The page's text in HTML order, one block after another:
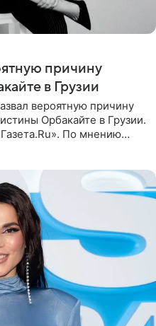
причину
в Грузии
вероятную причину
Орбакайте в Грузии.
По мнению